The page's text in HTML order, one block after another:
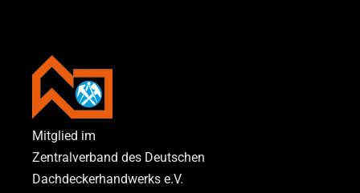
Mitglied im
Zentralverband des Deutschen
Dachdeckerhandwerks e.V.